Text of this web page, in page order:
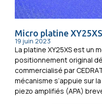
Micro platine XY25XS
19 juin 2023
La platine XY25XS est un
positionnement original
commercialisé par
mécanisme s’appuie sur
piezo amplifiés (APA)